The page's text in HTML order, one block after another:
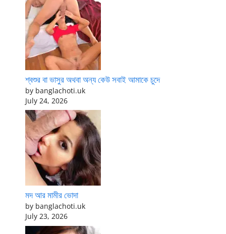
শ্বশুর বা ভাসুর অথবা অন্য কেউ সবাই আমাকে চুদে
by banglachoti.uk
July 24, 2026
মদ আর মামীর ভোদা
by banglachoti.uk
July 23, 2026